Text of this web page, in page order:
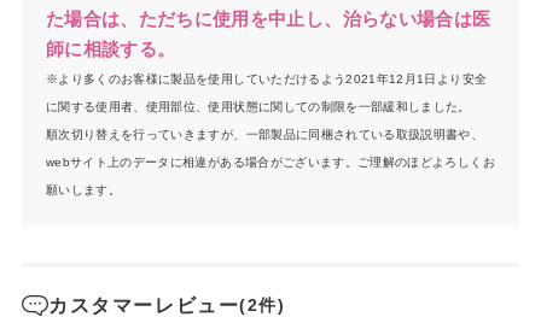
た場合は、ただちに使用を中止し、治らない場合は医
師に相談する。
※より多くのお客様に製品を使用していただけるよう2021年12月1日より安全
に関する使用者、使用部位、使用状態に関しての制限を一部緩和しました。
順次切り替えを行っていきますが、一部製品に同梱されている取扱説明書や、
webサイト上のデータに相違がある場合がございます。ご理解のほどよろしくお
願いします。
カスタマーレビュー(2件)